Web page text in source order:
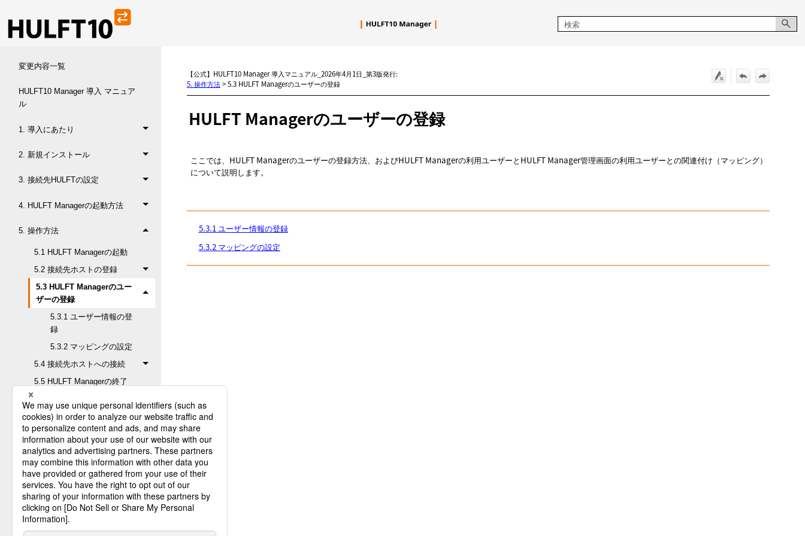
変更内容一覧
HULFT10 Manager 導入 マニュア
ル
1. 導入にあたり
2. 新規インストール
3. 接続先HULFTの設定
4. HULFT Managerの起動方法
5. 操作方法
5.1 HULFT Managerの起動
5.2 接続先ホストの登録
5.3 HULFT Managerのユー
ザーの登録
5.3.1 ユーザー情報の登
録
5.3.2 マッピングの設定
5.4 接続先ホストへの接続
5.5 HULFT Managerの終了
6. HULFT Managerの終了方法
7. プロダクトキーの更新
8. バックアップ
9. バージョンアップ
10. リビジョンアップ
付録A. アンインストール方法
【公式】HULFT10 Manager 導入マニュアル_2026年4月1日_第3版発行:
5. 操作方法>5.3 HULFT Managerのユーザーの登録
HULFT Managerのユーザーの登録
ここでは、HULFT Managerのユーザーの登録方法、およびHULFT Managerの利用ユーザーとHULFT Manager管理画面の利用ユーザーとの関連付け（マッピング）
について説明します。
5.3.1 ユーザー情報の登録
5.3.2 マッピングの設定